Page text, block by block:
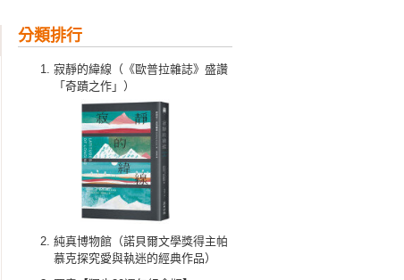
分類排行
寂靜的緯線（《歐普拉雜誌》盛讚
「奇蹟之作」）
純真博物館（諾貝爾文學獎得主帕
慕克探究愛與執迷的經典作品）